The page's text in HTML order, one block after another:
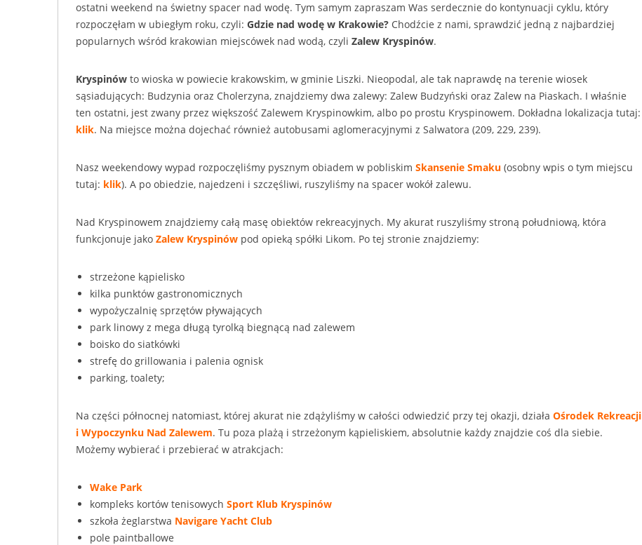
ostatni weekend na świetny spacer nad wodę. Tym samym zapraszam Was serdecznie do kontynuacji cyklu, który
rozpoczęłam w ubiegłym roku, czyli: Gdzie nad wodę w Krakowie? Chodźcie z nami, sprawdzić jedną z najbardziej
popularnych wśród krakowian miejscówek nad wodą, czyli Zalew Kryspinów.
Kryspinów to wioska w powiecie krakowskim, w gminie Liszki. Nieopodal, ale tak naprawdę na terenie wiosek
sąsiadujących: Budzynia oraz Cholerzyna, znajdziemy dwa zalewy: Zalew Budzyński oraz Zalew na Piaskach. I właśnie
ten ostatni, jest zwany przez większość Zalewem Kryspinowkim, albo po prostu Kryspinowem. Dokładna lokalizacja tutaj:
klik. Na miejsce można dojechać również autobusami aglomeracyjnymi z Salwatora (209, 229, 239).
Nasz weekendowy wypad rozpoczęliśmy pysznym obiadem w pobliskim Skansenie Smaku (osobny wpis o tym miejscu
tutaj: klik). A po obiedzie, najedzeni i szczęśliwi, ruszyliśmy na spacer wokół zalewu.
Nad Kryspinowem znajdziemy całą masę obiektów rekreacyjnych. My akurat ruszyliśmy stroną południową, która
funkcjonuje jako Zalew Kryspinów pod opieką spółki Likom. Po tej stronie znajdziemy:
strzeżone kąpielisko
kilka punktów gastronomicznych
wypożyczalnię sprzętów pływających
park linowy z mega długą tyrolką biegnącą nad zalewem
boisko do siatkówki
strefę do grillowania i palenia ognisk
parking, toalety;
Na części północnej natomiast, której akurat nie zdążyliśmy w całości odwiedzić przy tej okazji, działa Ośrodek Rekreacji
i Wypoczynku Nad Zalewem. Tu poza plażą i strzeżonym kąpieliskiem, absolutnie każdy znajdzie coś dla siebie.
Możemy wybierać i przebierać w atrakcjach:
Wake Park
kompleks kortów tenisowych Sport Klub Kryspinów
szkoła żeglarstwa Navigare Yacht Club
pole paintballowe